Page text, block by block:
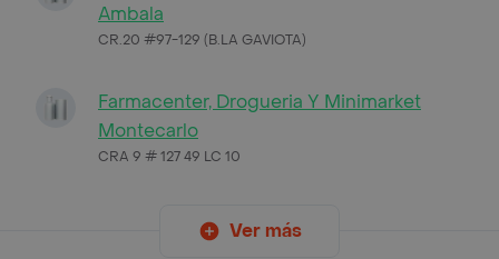
Ambala
CR.20 #97-129 (B.LA GAVIOTA)
Farmacenter, Drogueria Y Minimarket
Montecarlo
CRA 9 # 127 49 LC 10
Ver más